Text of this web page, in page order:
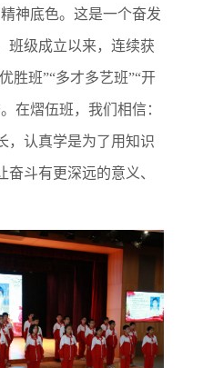
神底色。这是一个奋发
班级成立以来，连续获
胜班”“多才多艺班”“开
在熠伍班，我们相信：
，认真学是为了用知识
斗有更深远的意义、